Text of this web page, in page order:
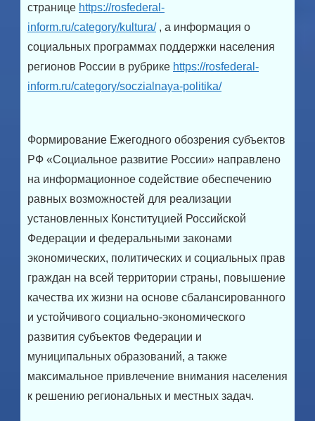
странице https://rosfederal-
inform.ru/category/kultura/, а информация о
социальных программах поддержки населения
регионов России в рубрике https://rosfederal-
inform.ru/category/soczialnaya-politika/
Формирование Ежегодного обозрения субъектов
РФ «Социальное развитие России» направлено
на информационное содействие обеспечению
равных возможностей для реализации
установленных Конституцией Российской
Федерации и федеральными законами
экономических, политических и социальных прав
граждан на всей территории страны, повышение
качества их жизни на основе сбалансированного
и устойчивого социально-экономического
развития субъектов Федерации и
муниципальных образований, а также
максимальное привлечение внимания населения
к решению региональных и местных задач.